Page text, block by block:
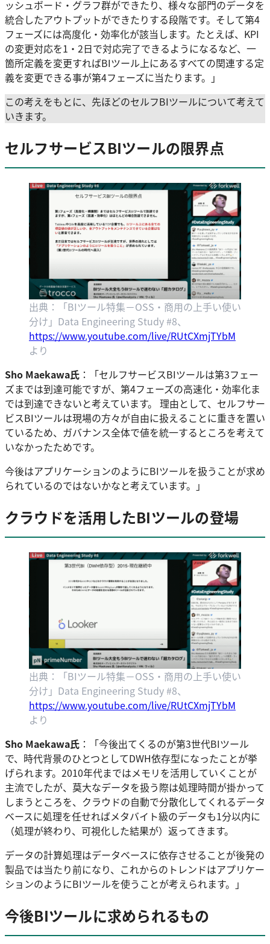
ッシュボード・グラフ群ができたり、様々な部門のデータを
統合したアウトプットができたりする段階です。そして第4
フェーズには高度化・効率化が該当します。たとえば、KPI
の変更対応を1・2日で対応完了できるようになるなど、一
箇所定義を変更すればBIツール上にあるすべての関連する定
義を変更できる事が第4フェーズに当たります。」
この考えをもとに、先ほどのセルフBIツールについて考えて
いきます。
セルフサービスBIツールの限界点
出典：「BIツール特集－OSS・商用の上手い使い
分け」Data Engineering Study #8、
https://www.youtube.com/live/RUtCXmjTYbM
より
Sho Maekawa氏 ：「セルフサービスBIツールは第3フェー
ズまでは到達可能ですが、第4フェーズの高速化・効率化ま
では到達できないと考えています。 理由として、セルフサー
ビスBIツールは現場の方々が自由に扱えることに重きを置い
ているため、ガバナンス全体で値を統一するところを考えて
いなかったためです。
今後はアプリケーションのようにBIツールを扱うことが求め
られているのではないかなと考えています。」
クラウドを活用したBIツールの登場
出典：「BIツール特集－OSS・商用の上手い使い
分け」Data Engineering Study #8、
https://www.youtube.com/live/RUtCXmjTYbM
より
Sho Maekawa氏 ：「今後出てくるのが第3世代BIツール
で、時代背景のひとつとしてDWH依存型になったことが挙
げられます。2010年代まではメモリを活用していくことが
主流でしたが、莫大なデータを扱う際は処理時間が掛かって
しまうところを、クラウドの自動で分散化してくれるデータ
ベースに処理を任せればメタバイト級のデータも1分以内に
（処理が終わり、可視化した結果が）返ってきます。
データの計算処理はデータベースに依存させることが後発の
製品では当たり前になり、これからのトレンドはアプリケー
ションのようにBIツールを使うことが考えられます。」
今後BIツールに求められるもの